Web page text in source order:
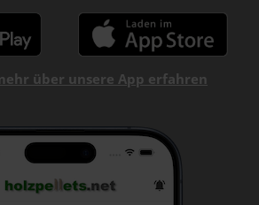
über unsere App erfahren